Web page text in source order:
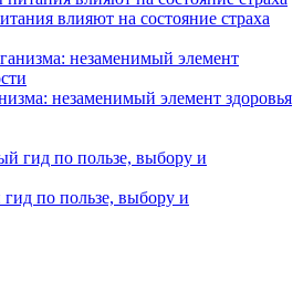
влияют на состояние страха
незаменимый элемент здоровья
по пользе, выбору и